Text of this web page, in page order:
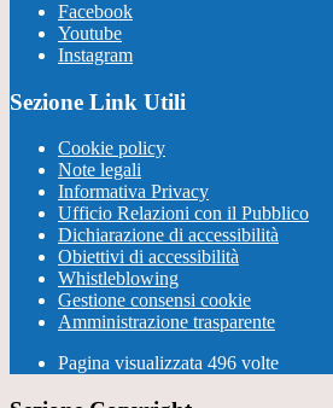
Facebook
Youtube
Instagram
Sezione Link Utili
Cookie policy
Note legali
Informativa Privacy
Ufficio Relazioni con il Pubblico
Dichiarazione di accessibilità
Obiettivi di accessibilità
Whistleblowing
Gestione consensi cookie
Amministrazione trasparente
Pagina visualizzata 496 volte